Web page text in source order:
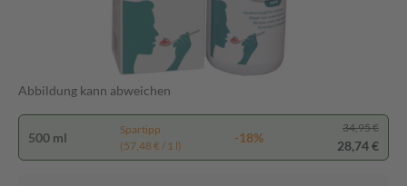
Abbildung kann abweichen
500 ml
Spartipp
(57,48 € / 1 l)
-18%
34,95 €
28,74 €